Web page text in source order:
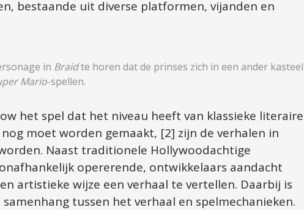
bestaande uit diverse platformen, vijanden en
in Braid te horen dat de prinses zich in een ander kasteel
Mario-spellen.
het spel dat het niveau heeft van klassieke literaire
moet worden gemaakt, [2] zijn de verhalen in
Naast traditionele Hollywoodachtige
opererende, ontwikkelaars aandacht
artistieke wijze een verhaal te vertellen. Daarbij is
tussen het verhaal en spelmechanieken.